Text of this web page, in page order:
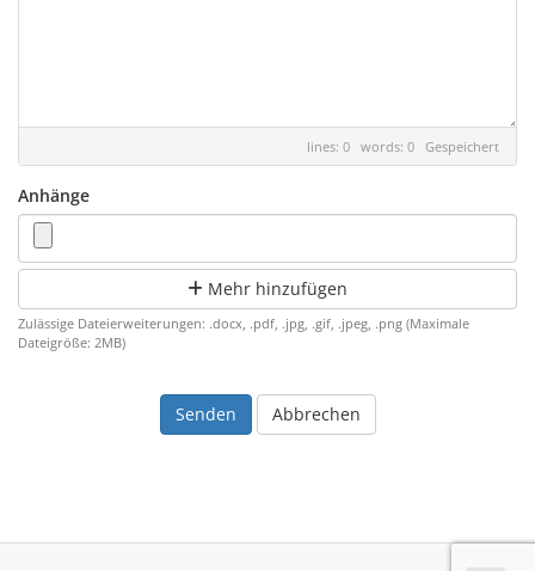
lines: 0 words: 0 Gespeichert
Anhänge
Mehr hinzufügen
Zulässige Dateierweiterungen: .docx, .pdf, .jpg, .gif, .jpeg, .png (Maximale
Dateigröße: 2MB)
Abbrechen